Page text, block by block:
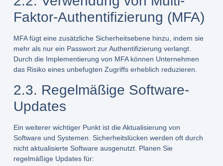
Faktor-Authentifizierung (MFA)
MFA fügt eine zusätzliche Sicherheitsebene hinzu, indem sie
mehr als nur ein Passwort zur Authentifizierung verlangt.
Durch die Implementierung von MFA können Unternehmen
das Risiko eines unbefugten Zugriffs erheblich reduzieren.
2.3. Regelmäßige Software-
Updates
Ein weiterer wichtiger Punkt ist die Aktualisierung von
Software und Systemen. Sicherheitslücken werden oft durch
nicht aktualisierte Software ausgenutzt. Planen Sie
regelmäßige Updates für: